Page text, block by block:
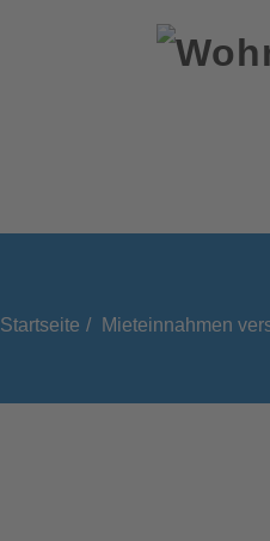
Startseite Mieteinnahmen